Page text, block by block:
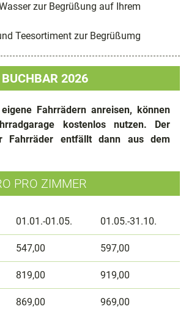
zur Begrüßung auf Ihrem
Teesortiment zur Begrüßumg
2026
Fahrrädern anreisen, können
kostenlos nutzen. Der
Fahrräder entfällt dann aus dem
PRO ZIMMER
01.01.-01.05. 01.05.-31.10.
547,00 597,00
819,00 919,00
869,00 969,00